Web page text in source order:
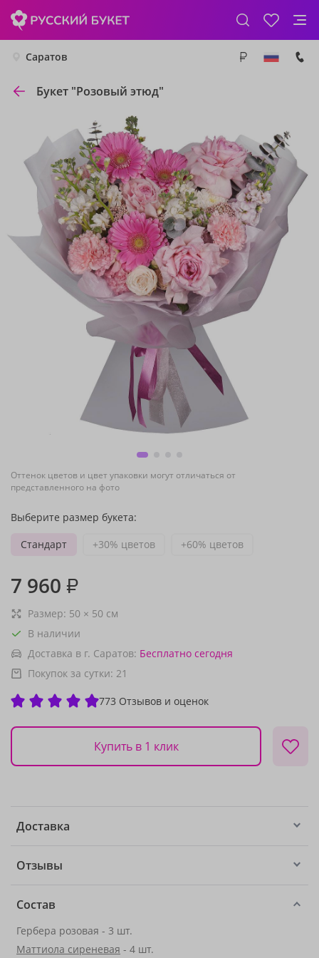
Саратов
Букет "Розовый этюд"
Оттенок цветов и цвет упаковки могут отличаться от
представленного на фото
Выберите размер букета:
Стандарт
+30% цветов +60% цветов
7 960 ₽
Размер: 50 × 50 см
В наличии
Доставка в г. Саратов: Бесплатно сегодня
Покупок за сутки: 21
773 Отзывов и оценок
Купить в 1 клик
Доставка
Отзывы
Состав
Гербера розовая - 3 шт.
Маттиола сиреневая - 4 шт.